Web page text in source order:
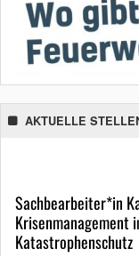
AKTUELLE
Sachbearbeiter*in
Krisenmanagement
Katastrophenschutz